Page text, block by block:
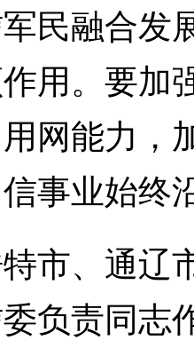
民融合发
用。要加
网能力，
事业始终
、通辽
负责同志